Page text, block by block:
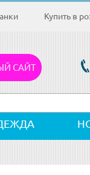
Купить в
САЙТ